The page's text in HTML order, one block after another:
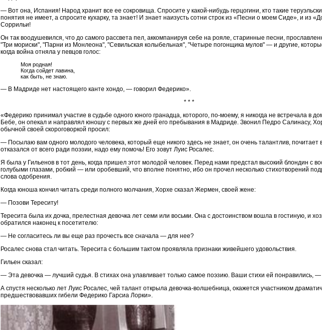
— Вот она, Испания! Народ хранит все ее сокровища. Спросите у какой-нибудь герцогини, кто такие
понятия не имеет, а спросите кухарку, та знает! И знает наизусть сотни строк из «Песни о моем Сиде», и из
Соррильи!
Он так воодушевился, что до самого рассвета пел, аккомпанируя себе на рояле, старинные песни,
"Три мориски", "Парни из Монлеона", "Севильская колыбельная", "Четыре погонщика мулов" — и другие,
когда война отняла у певцов голос:
Моя родная!
Когда сойдет лавина,
как быть, не знаю.
— В Мадриде нет настоящего канте хондо, — говорил Федерико».
* * *
«Федерико принимал участие в судьбе одного юного гранадца, которого, по-моему, я никогда не встречала в
Бебе, он опекал и направлял юношу с первых же дней его пребывания в Мадриде. Звонил Педро Салинасу,
обычной своей скороговоркой просил:
— Посылаю вам одного молодого человека, который еще никого здесь не знает, он очень талантлив, почитает
отказался от всего ради поэзии, надо ему помочь! Его зовут Луис Росалес.
Я была у Гильенов в тот день, когда пришел этот молодой человек. Перед нами предстал высокий блондин с
голубыми глазами, робкий — или оробевший, что вполне понятно, ибо он прочел несколько стихотворений
слова одобрения.
Когда юноша кончил читать среди полного молчания, Хорхе сказал Жермен, своей жене:
— Позови Тереситу!
Тересита была их дочка, прелестная девочка лет семи или восьми. Она с достоинством вошла в гостиную, и
обратился наконец к посетителю:
— Не согласитесь ли вы еще раз прочесть все сначала — для нее?
Росалес снова стал читать. Тересита с большим тактом проявляла признаки живейшего удовольствия.
Гильен сказал:
— Эта девочка — лучший судья. В стихах она улавливает только самое поэзию. Ваши стихи ей понравились, —
А спустя несколько лет Луис Росалес, чей талант открыла девочка-волшебница, окажется участником
предшествовавших гибели Федерико Гарсиа Лорки».